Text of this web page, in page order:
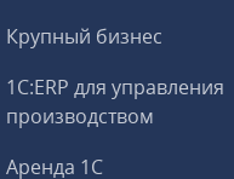
Крупный бизнес
1С:ERP для управления
производством
Аренда 1С